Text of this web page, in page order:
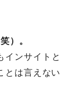
）。
インサイトと
とは言えない